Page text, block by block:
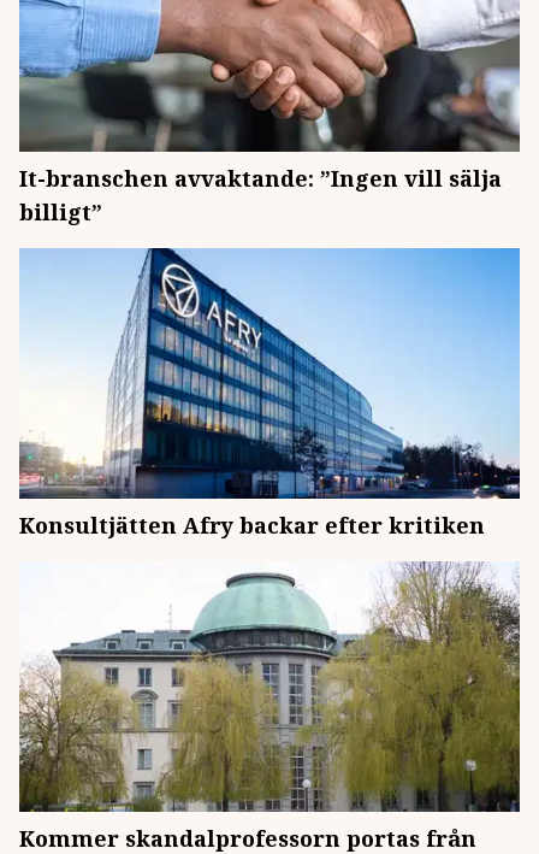
It-branschen avvaktande: ”Ingen vill sälja
billigt”
Konsultjätten Afry backar efter kritiken
Kommer skandalprofessorn portas från